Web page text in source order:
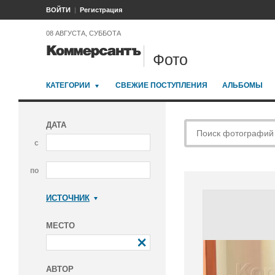
ВОЙТИ Регистрация
08 АВГУСТА, СУББОТА
Фото
КАТЕГОРИИ СВЕЖИЕ ПОСТУПЛЕНИЯ АЛЬБОМЫ
ДАТА
с
по
ИСТОЧНИК
МЕСТО
АВТОР